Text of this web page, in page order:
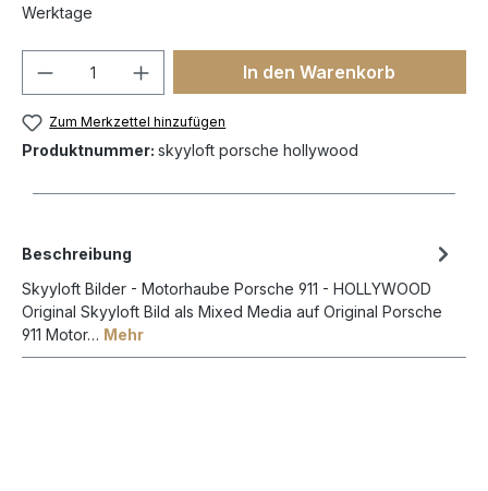
Werktage
In den Warenkorb
Zum Merkzettel hinzufügen
Produktnummer: skyyloft porsche hollywood
Beschreibung
Skyyloft Bilder - Motorhaube Porsche 911 - HOLLYWOOD
Original Skyyloft Bild als Mixed Media auf Original Porsche
911 Motor… Mehr